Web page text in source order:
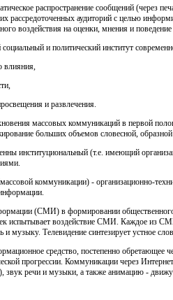
распространение сообщений (через
рассредоточенных аудиторий с целью
воздействия на оценки, мнения и
и политический институт
влияния,
и развлечения.
массовых коммуникаций в первой
больших объемов словесной,
институциональный (т.е. имеющий
коммуникации) - организационно-
(СМИ) в формировании
испытывает воздействие СМИ. Каждое из
и музыку. Телевидение синтезирует устное
средство, постепенно
прогрессии. Коммуникации через
звук речи и музыки, а также анимацию -